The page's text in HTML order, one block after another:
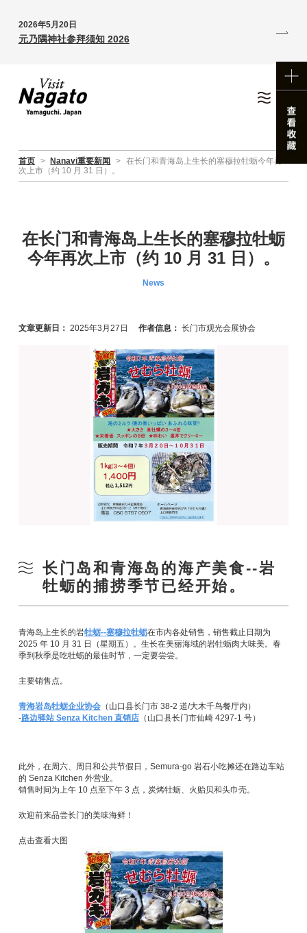
2026年5月20日
元乃隅神社参拜须知 2026
首页 > Nanavi重要新闻 > 在长门和青海岛上生长的塞穆拉牡蛎今年再
次上市（约 10 月 31 日）。
在长门和青海岛上生长的塞穆拉牡蛎
今年再次上市（约 10 月 31 日）。
News
文章更新日： 2025年3月27日 作者信息： 长门市观光会展协会
长门岛和青海岛的海产美食--岩
牡蛎的捕捞季节已经开始。
青海岛上生长的岩牡蛎--塞穆拉牡蛎在市内各处销售，销售截止日期为
2025 年 10 月 31 日（星期五）。生长在美丽海域的岩牡蛎肉大味美。春
季到秋季是吃牡蛎的最佳时节，一定要尝尝。
主要销售点。
青海岩岛牡蛎企业协会（山口县长门市 38-2 道/大木千鸟餐厅内）
-路边驿站 Senza Kitchen 直销店（山口县长门市仙崎 4297-1 号）
此外，在周六、周日和公共节假日，Semura-go 岩石小吃摊还在路边车站
的 Senza Kitchen 外营业。
销售时间为上午 10 点至下午 3 点，炭烤牡蛎、火贻贝和头巾壳。
欢迎前来品尝长门的美味海鲜！
点击查看大图